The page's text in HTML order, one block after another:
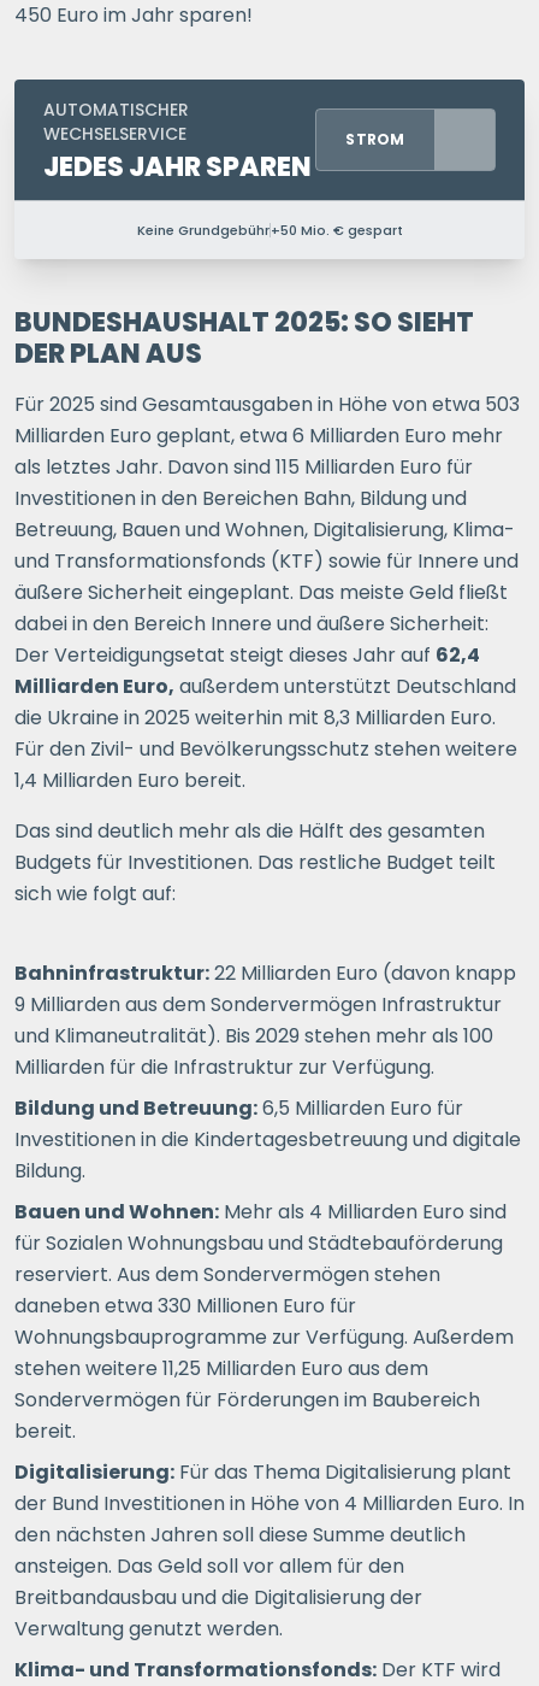
450 Euro im Jahr sparen!
AUTOMATISCHER
WECHSELSERVICE
JEDES JAHR SPAREN
STROM
PERSONEN IM HAUSHALT
Ihre Postleitzahl
ERSPARNIS BERECHNEN
oderdirekt registrieren
Keine Grundgebühr+50 Mio. € gespart
BUNDESHAUSHALT 2025: SO SIEHT
DER PLAN AUS
Für 2025 sind Gesamtausgaben in Höhe von etwa 503
Milliarden Euro geplant, etwa 6 Milliarden Euro mehr
als letztes Jahr. Davon sind 115 Milliarden Euro für
Investitionen in den Bereichen Bahn, Bildung und
Betreuung, Bauen und Wohnen, Digitalisierung, Klima-
und Transformationsfonds (KTF) sowie für Innere und
äußere Sicherheit eingeplant. Das meiste Geld fließt
dabei in den Bereich Innere und äußere Sicherheit:
Der Verteidigungsetat steigt dieses Jahr auf 62,4
Milliarden Euro, außerdem unterstützt Deutschland
die Ukraine in 2025 weiterhin mit 8,3 Milliarden Euro.
Für den Zivil- und Bevölkerungsschutz stehen weitere
1,4 Milliarden Euro bereit.
Das sind deutlich mehr als die Hälft des gesamten
Budgets für Investitionen. Das restliche Budget teilt
sich wie folgt auf:
Bahninfrastruktur:22 Milliarden Euro (davon knapp
9 Milliarden aus dem Sondervermögen Infrastruktur
und Klimaneutralität). Bis 2029 stehen mehr als 100
Milliarden für die Infrastruktur zur Verfügung.
Bildung und Betreuung:6,5 Milliarden Euro für
Investitionen in die Kindertagesbetreuung und digitale
Bildung.
Bauen und Wohnen: Mehr als 4 Milliarden Euro sind
für Sozialen Wohnungsbau und Städtebauförderung
reserviert. Aus dem Sondervermögen stehen
daneben etwa 330 Millionen Euro für
Wohnungsbauprogramme zur Verfügung. Außerdem
stehen weitere 11,25 Milliarden Euro aus dem
Sondervermögen für Förderungen im Baubereich
bereit.
Digitalisierung: Für das Thema Digitalisierung plant
der Bund Investitionen in Höhe von 4 Milliarden Euro. In
den nächsten Jahren soll diese Summe deutlich
ansteigen. Das Geld soll vor allem für den
Breitbandausbau und die Digitalisierung der
Verwaltung genutzt werden.
Klima- und Transformationsfonds: Der KTF wird